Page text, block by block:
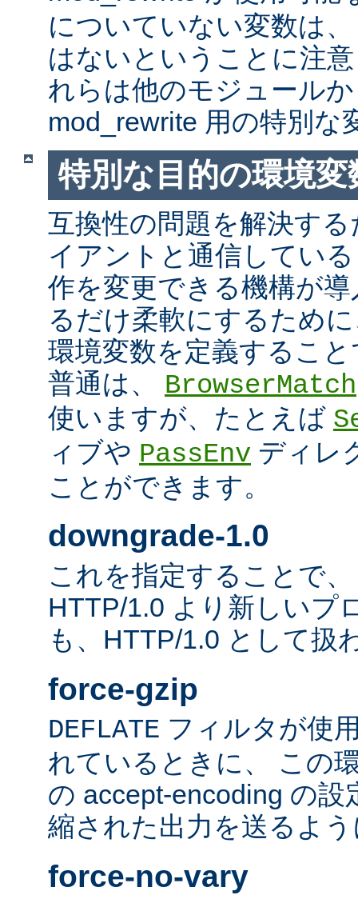
についていない変数は
はないということに注
れらは他のモジュール
mod_rewrite 用の特別な
特別な目的の環境変
互換性の問題を解決す
イアントと通信してい
作を変更できる機構が
るだけ柔軟にするため
環境変数を定義するこ
普通は、 BrowserMatch
使いますが、たとえば
ィブや PassEnv ディレ
ことができます。
downgrade-1.0
これを指定することで
HTTP/1.0 より新しいプ
も、HTTP/1.0 として扱
force-gzip
DEFLATE フィルタが使
れているときに、 この
の accept-encoding の
縮された出力を送るよ
force-no-vary